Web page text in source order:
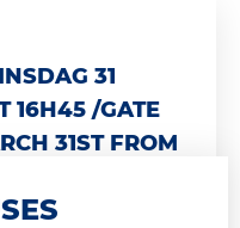
31
16H45 /GATE
31ST FROM
morgen